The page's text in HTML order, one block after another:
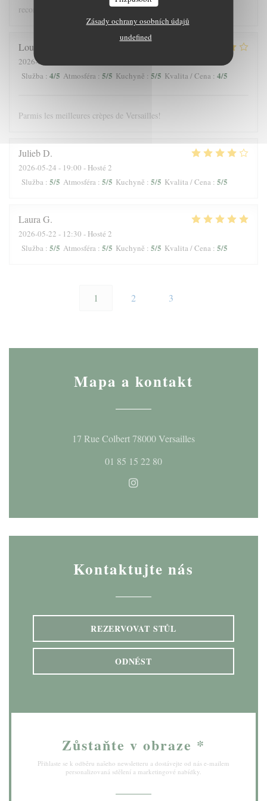
Zásady ochrany osobních údajů
undefined
recommandons !
Louis
2026-05-25
Služba : 4/5 Atmosféra : 5/5 Kuchyně : 5/5 Kvalita / Cena : 4/5
Parmis les meilleures crèpes de Versailles!
JuliebD
2026-05-24 - 19:00 - Hosté 2
Služba : 5/5 Atmosféra : 5/5 Kuchyně : 5/5 Kvalita / Cena : 5/5
Laura G
2026-05-22 - 12:30 - Hosté 2
Služba : 5/5 Atmosféra : 5/5 Kuchyně : 5/5 Kvalita / Cena : 5/5
1 2 3
Mapa a kontakt
17 Rue Colbert 78000 Versailles((otevře se v
01 85 15 22 80
Instagram ((otevře se v
Kontaktujte nás
REZERVOVAT STŮL
ODNÉST
Zůstaňte v obraze *
Přihlaste se k odběru našeho newsletteru a dostávejte od nás e-mailem
personalizovaná sdělení a marketingové nabídky.